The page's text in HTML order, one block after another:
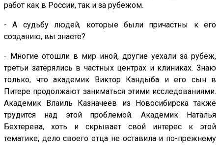
работ как в России, так и за рубежом.
- А судьбу людей, которые были причастны к его
созданию, вы знаете?
- Многие отошли в мир иной, другие уехали за рубеж,
третьи затерялись в частных центрах и клиниках. Знаю
только, что академик Виктор Кандыба и его сын в
Питере продолжают заниматься этими исследованиями.
Академик Влаиль Казначеев из Новосибирска также
трудится над этой проблемой. Академик Наталья
Бехтерева, хоть и скрывает свой интерес к этой
тематике, дело своего отца не оставила и по-прежнему